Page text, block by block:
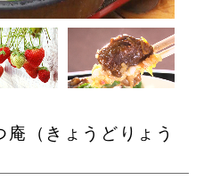
（きょうどりょう